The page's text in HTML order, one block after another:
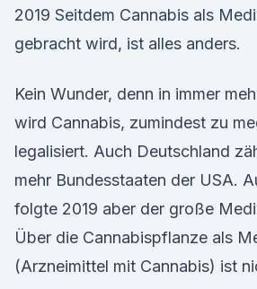
2019 Seitdem Cannabis als
gebracht wird, ist alles anders.
Kein Wunder, denn in immer
wird Cannabis, zumindest zu
legalisiert. Auch Deutschland
mehr Bundesstaaten der USA.
folgte 2019 aber der große
Über die Cannabispflanze als
(Arzneimittel mit Cannabis) ist